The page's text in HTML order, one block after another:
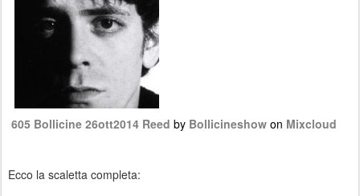
605 Bollicine 26ott2014 Reed by Bollicineshow on Mixcloud
Ecco la scaletta completa: